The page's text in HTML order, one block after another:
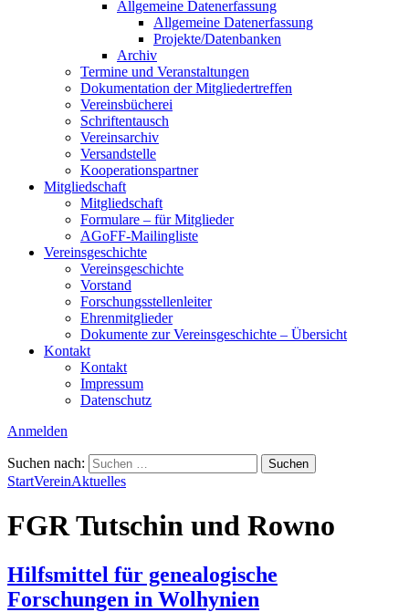
Allgemeine Datenerfassung
Allgemeine Datenerfassung
Projekte/Datenbanken
Archiv
Termine und Veranstaltungen
Dokumentation der Mitgliedertreffen
Vereinsbücherei
Schriftentausch
Vereinsarchiv
Versandstelle
Kooperationspartner
Mitgliedschaft
Mitgliedschaft
Formulare – für Mitglieder
AGoFF-Mailingliste
Vereinsgeschichte
Vereinsgeschichte
Vorstand
Forschungsstellenleiter
Ehrenmitglieder
Dokumente zur Vereinsgeschichte – Übersicht
Kontakt
Kontakt
Impressum
Datenschutz
Anmelden
Suchen nach:
StartVereinAktuelles
FGR Tutschin und Rowno
Hilfsmittel für genealogische
Forschungen in Wolhynien